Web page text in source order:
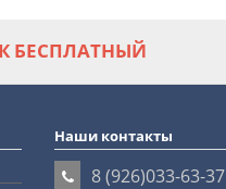
БЕСПЛАТНЫЙ
Наши контакты
8 (926)033-63-37